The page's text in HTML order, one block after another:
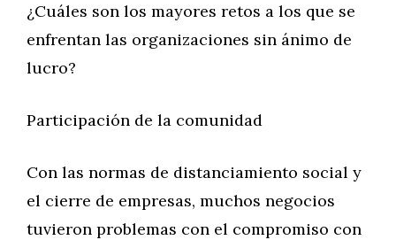
¿Cuáles son los mayores retos a los que se
enfrentan las organizaciones sin ánimo de
lucro?
Participación de la comunidad
Con las normas de distanciamiento social y
el cierre de empresas, muchos negocios
tuvieron problemas con el compromiso con